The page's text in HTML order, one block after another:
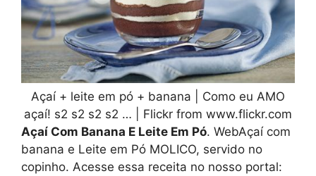
Açaí + leite em pó + banana | Como eu AMO
açaí! s2 s2 s2 s2 … | Flickr from www.flickr.com
Açaí Com Banana E Leite Em Pó. WebAçaí com
banana e Leite em Pó MOLICO, servido no
copinho. Acesse essa receita no nosso portal: